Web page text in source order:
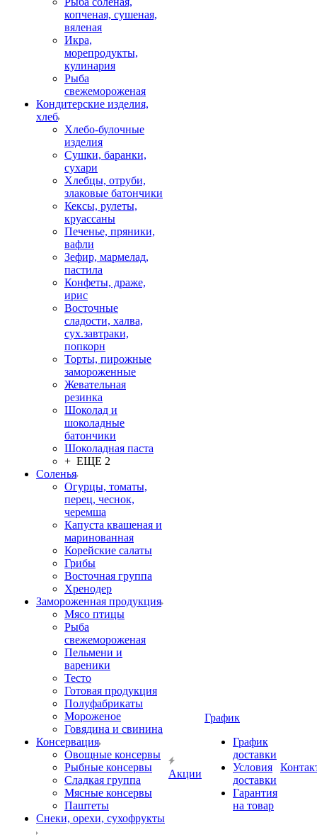
копченая, сушеная,
вяленая
Икра,
морепродукты,
кулинария
Рыба
свежемороженая
Кондитерские изделия,
хлеб
Хлебо-булочные
изделия
Сушки, баранки,
сухари
Хлебцы, отруби,
злаковые батончики
Кексы, рулеты,
круассаны
Печенье, пряники,
вафли
Зефир, мармелад,
пастила
Конфеты, драже,
ирис
Восточные
сладости, халва,
сух.завтраки,
попкорн
Торты, пирожные
замороженные
Жевательная
резинка
Шоколад и
шоколадные
батончики
Шоколадная паста
+ ЕЩЕ 2
Соленья
Огурцы, томаты,
перец, чеснок,
черемша
Капуста квашеная и
маринованная
Корейские салаты
Грибы
Восточная группа
Хренодер
Замороженная продукция
Мясо птицы
Рыба
свежемороженая
Пельмени и
вареники
Тесто
Готовая продукция
Полуфабрикаты
Мороженое
Говядина и свинина
Консервация
Овощные консервы
Рыбные консервы
Сладкая группа
Мясные консервы
Паштеты
Снеки, орехи, сухофрукты
Акции
График
График
доставки
Условия
доставки
Гарантия
на товар